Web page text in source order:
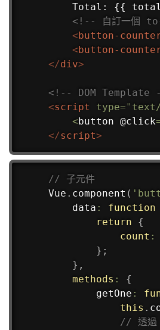
Total: {{
<!-- 自訂一個
<button-
<button-
</div>
<!-- DOM Template
<script type="
<button @click
</script>
// 子元件
Vue . component (
data : function
return
{
count :
} ;
} ,
methods :
{
getOne :
this .
// 透過